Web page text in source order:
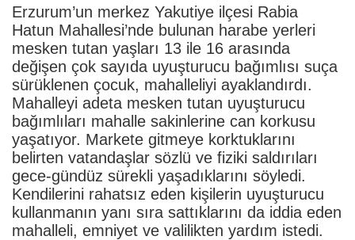
Erzurum’un merkez Yakutiye ilçesi Rabia
Hatun Mahallesi’nde bulunan harabe yerleri
mesken tutan yaşları 13 ile 16 arasında
değişen çok sayıda uyuşturucu bağımlısı suça
sürüklenen çocuk, mahalleliyi ayaklandırdı.
Mahalleyi adeta mesken tutan uyuşturucu
bağımlıları mahalle sakinlerine can korkusu
yaşatıyor. Markete gitmeye korktuklarını
belirten vatandaşlar sözlü ve fiziki saldırıları
gece-gündüz sürekli yaşadıklarını söyledi.
Kendilerini rahatsız eden kişilerin uyuşturucu
kullanmanın yanı sıra sattıklarını da iddia eden
mahalleli, emniyet ve valilikten yardım istedi.